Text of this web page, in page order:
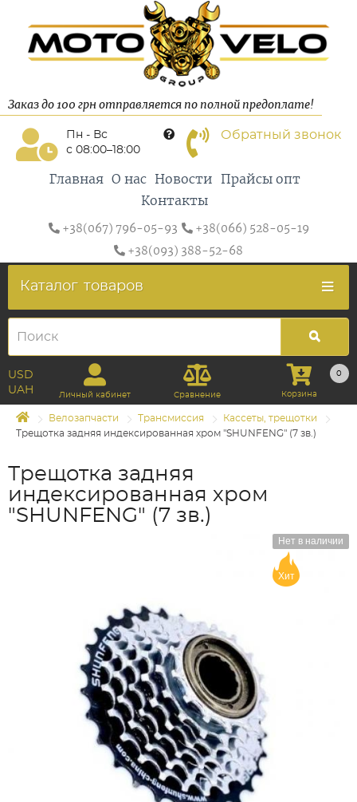
Заказ до 100 грн отправляется по полной предоплате!
Пн - Вс
с 08:00–18:00
Обратный звонок
Главная О нас Новости
Прайсы опт
Контакты
+38(067) 796-05-93
+38(066) 528-05-19
+38(093) 388-52-68
Каталог товаров
USD
UAH
Личный кабинет Сравнение
0
Корзина
Велозапчасти Трансмиссия
Кассеты, трещотки
Трещотка задняя индексированная хром "SHUNFENG" (7 зв.)
Трещотка задняя
индексированная хром
"SHUNFENG" (7 зв.)
Нет в наличии
Хит